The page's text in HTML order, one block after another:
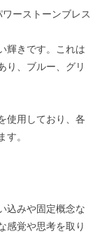
ーストーンブレス
輝きです。これは
り、ブルー、グリ
使用しており、各
す。
込みや固定概念な
感覚や思考を取り